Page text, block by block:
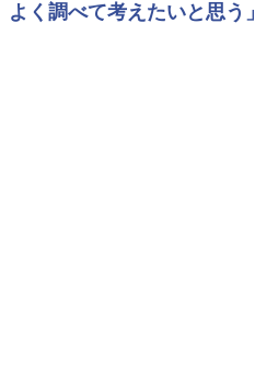
く調べて考えたいと思う」